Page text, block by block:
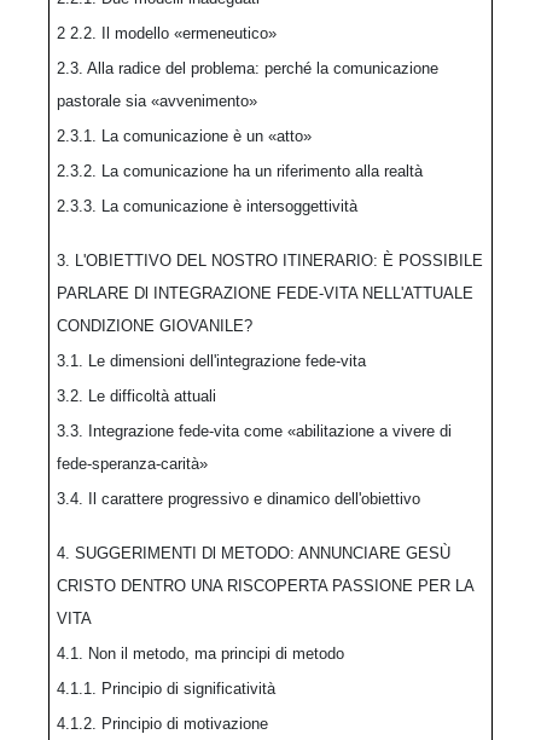
2 2.2. Il modello «ermeneutico»
2.3. Alla radice del problema: perché la comunicazione
pastorale sia «avvenimento»
2.3.1. La comunicazione è un «atto»
2.3.2. La comunicazione ha un riferimento alla realtà
2.3.3. La comunicazione è intersoggettività
3. L'OBIETTIVO DEL NOSTRO ITINERARIO: È POSSIBILE
PARLARE Dl INTEGRAZIONE FEDE-VITA NELL'ATTUALE
CONDIZIONE GIOVANILE?
3.1. Le dimensioni dell'integrazione fede-vita
3.2. Le difficoltà attuali
3.3. Integrazione fede-vita come «abilitazione a vivere di
fede-speranza-carità»
3.4. Il carattere progressivo e dinamico dell'obiettivo
4. SUGGERIMENTI Dl METODO: ANNUNCIARE GESÙ
CRISTO DENTRO UNA RISCOPERTA PASSIONE PER LA
VITA
4.1. Non il metodo, ma principi di metodo
4.1.1. Principio di significatività
4.1.2. Principio di motivazione